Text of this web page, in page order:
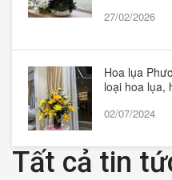
27/02/2026
Hoa lụa
loại hoa lụa,
02/07/2024
Tất cả tin